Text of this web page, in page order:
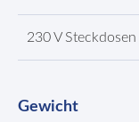
230 V Steckdosen
Gewicht